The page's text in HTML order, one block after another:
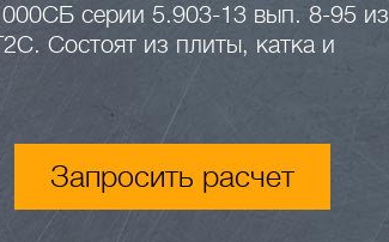
серии 5.903-13 вып. 8-95 из
Состоят из плиты, катка и
Запросить расчет